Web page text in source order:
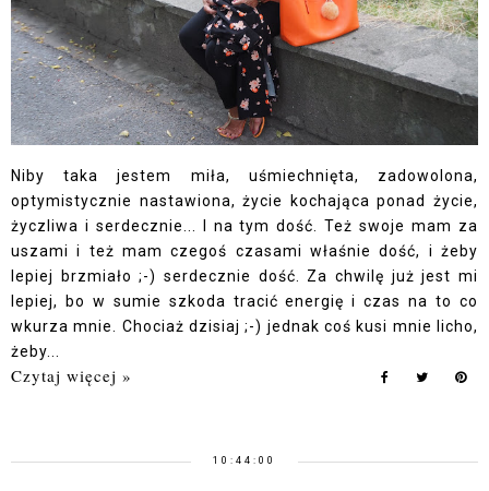
Niby taka jestem miła, uśmiechnięta, zadowolona,
optymistycznie nastawiona, życie kochająca ponad życie,
życzliwa i serdecznie... I na tym dość. Też swoje mam za
uszami i też mam czegoś czasami właśnie dość, i żeby
lepiej brzmiało ;-) serdecznie dość. Za chwilę już jest mi
lepiej, bo w sumie szkoda tracić energię i czas na to co
wkurza mnie. Chociaż dzisiaj ;-) jednak coś kusi mnie licho,
żeby...
Czytaj więcej »
10:44:00